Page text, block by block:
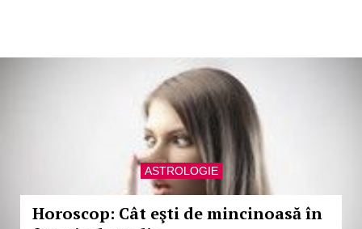
ASTROLOGIE
Horoscop: Cât eşti de mincinoasă în